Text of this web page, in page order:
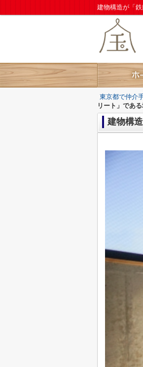
建物構造が「
東京都で仲介
リート」であ
建物構